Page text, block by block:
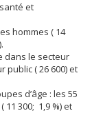
et
hommes ( 14
dans le secteur
public ( 26 600) et
d’âge : les 55
11 300; 1,9 %) et